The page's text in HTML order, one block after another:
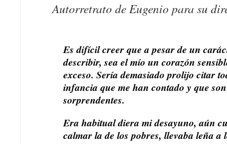
Autorretrato de Eugenio para su
Es difícil creer que a pesar de un
describir, sea el mío un corazón
exceso. Sería demasiado prolijo citar
infancia que me han contado y que
sorprendentes.
Era habitual diera mi desayuno, aún
calmar la de los pobres, llevaba leña a